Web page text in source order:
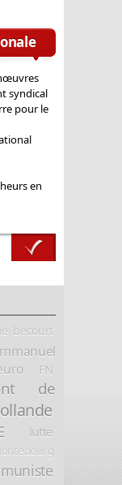
syndical
pour le
en
bécourt
FN
de
lutte